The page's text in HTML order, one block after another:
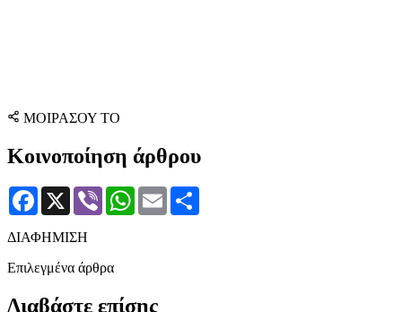
ΜΟΙΡΑΣΟΥ ΤΟ
Κοινοποίηση άρθρου
Facebook
X Viber WhatsApp
Email
ΔΙΑΦΗΜΙΣΗ
Επιλεγμένα άρθρα
Διαβάστε επίσης